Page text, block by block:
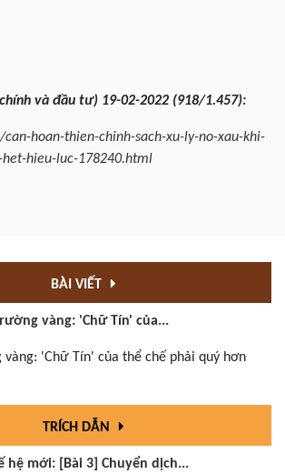
và đầu tư) 19-02-2022 (918/1.457):
hoan-thien-chinh-sach-xu-ly-no-xau-khi-
hieu-luc-178240.html
BÀI VIẾT
vàng: 'Chữ Tín' của...
'Chữ Tín' của thể chế phải quý hơn
TRÍCH DẪN
hệ mới: [Bài 3] Chuyển dịch...